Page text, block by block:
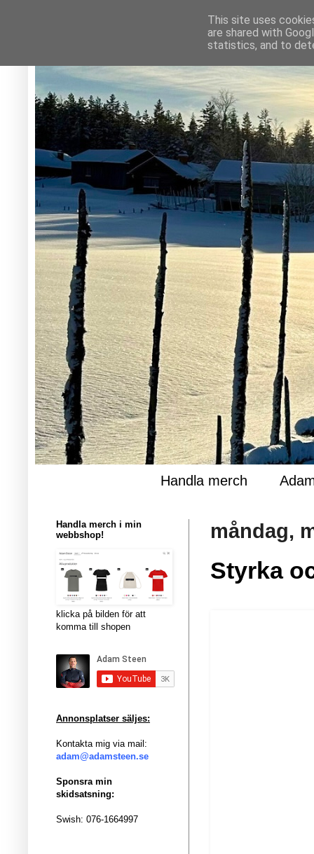
Handla merch
måndag,
Styrka
Handla merch i min
webbshop!
klicka på bilden för att
komma till shopen
Annonsplatser säljes:
Kontakta mig via mail:
adam@adamsteen.se
Sponsra min
skidsatsning:
Swish: 076-1664997
This site uses
are shared with
statistics, and to